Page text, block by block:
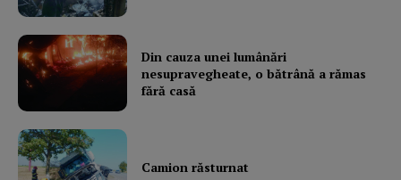
Subscription Plans
My account
Din cauza unei lumânări
nesupravegheate, o bătrână a rămas
fără casă
Camion răsturnat